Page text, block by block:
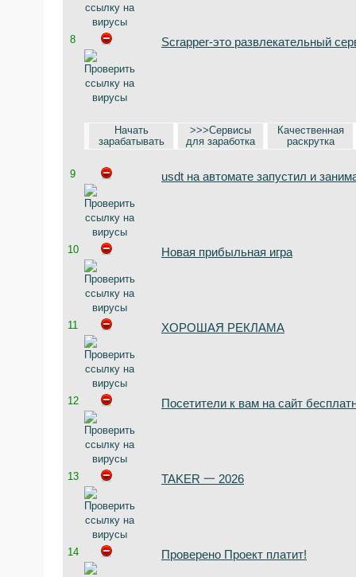
8 Scrapper-это развлекательный
Начать
зарабатывать
>>>Сервисы
для заработка
Качественная
раскрутка
9 usdt на автомате запустил и
10 Новая прибыльная игра
11 ХОРОШАЯ РЕКЛАМА
12 Посетители к вам на сайт
13 TAKER 一 2026
14 Проверено Проект платит!